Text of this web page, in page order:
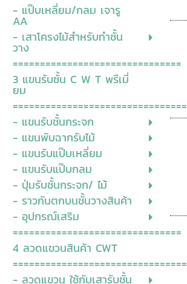
- แป๊บเหลี่ยม/กลม เจารู
AA
- เสาโครงไม้สำหรับทำชั้น
วาง
===============================
3 แขนรับชั้น C W T พรีเมี่
ยม
================================
- แขนรับชั้นกระจก
- แขนพับฉากรับไม้
- แขนรับแป๊บเหลี่ยม
- แขนรับแป๊บกลม
- ปุ่มรับชั้นกระจก/ ไม้
- ราวกันตกบนชั้นวางสินค้า
- อุปกรณ์เสริม
===============================
4 ลวดแขวนสินค้า CWT
================================
- ลวดแขวน ใช้กับเสารับชั้น